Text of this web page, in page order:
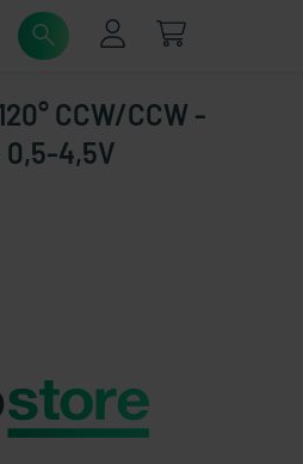
CCW/CCW -
0,5-4,5V